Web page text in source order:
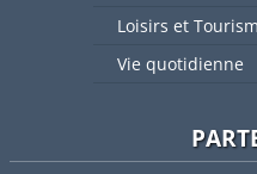
Loisirs et
Vie quotidienne